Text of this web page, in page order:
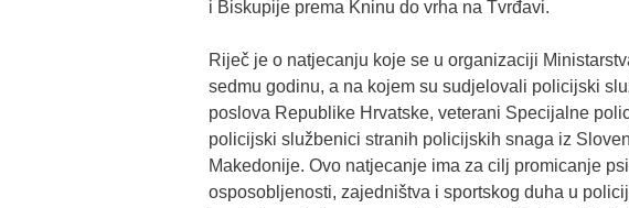
i Biskupije prema Kninu do vrha na Tvrđavi.
Riječ je o natjecanju koje se u organizaciji
sedmu godinu, a na kojem su sudjelovali policijski
poslova Republike Hrvatske, veterani Specijalne
policijski službenici stranih policijskih snaga iz
Makedonije. Ovo natjecanje ima za cilj promicanje
osposobljenosti, zajedništva i sportskog duha u